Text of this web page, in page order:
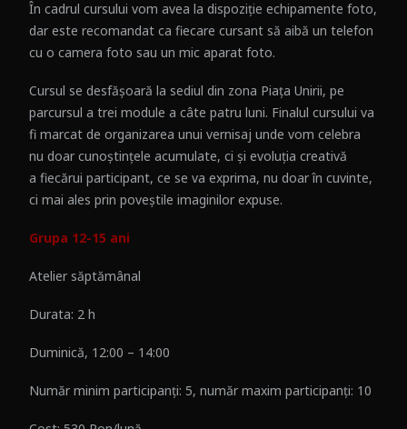
În cadrul cursului vom avea la dispoziție echipamente foto,
dar este recomandat ca fiecare cursant să aibă un telefon
cu o camera foto sau un mic aparat foto.
Cursul se desfășoară la sediul din zona Piața Unirii, pe
parcursul a trei module a câte patru luni. Finalul cursului va
fi marcat de organizarea unui vernisaj unde vom celebra
nu doar cunoștințele acumulate, ci și evoluția creativă
a fiecărui participant, ce se va exprima, nu doar în cuvinte,
ci mai ales prin poveștile imaginilor expuse.
Grupa 12-15 ani
Atelier săptămânal
Durata: 2 h
Duminică, 12:00 – 14:00
Număr minim participanți: 5, număr maxim participanți: 10